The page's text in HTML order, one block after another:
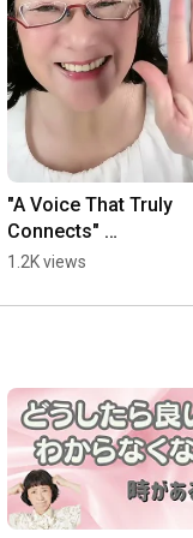
https://line.me/R/ti/p/
★ 講座！「ラポール･
毎月１回日曜日か土
ライン
東京：毎月1回　日曜
大阪：毎月1回　土曜
https://rapport-
★ 「ラポール･ボイス
"A Voice That Truly
Connects"
#VocalProduction
#VoiceTraining
1.2K views